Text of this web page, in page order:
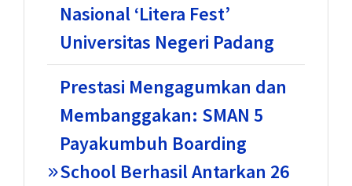
Nasional ‘Litera Fest’
Universitas Negeri Padang
Prestasi Mengagumkan dan
Membanggakan: SMAN 5
Payakumbuh Boarding
School Berhasil Antarkan 26